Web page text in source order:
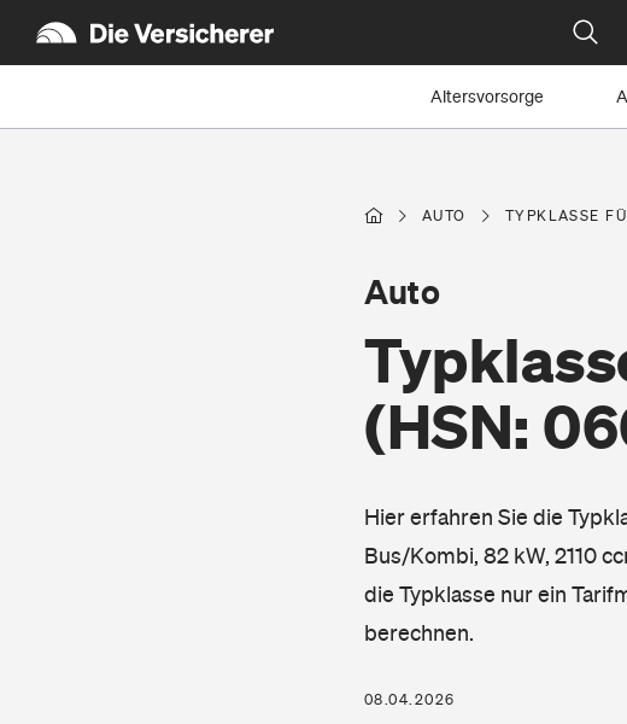
Altersvorsorge
AUTO TYPKLASSE
(HSN:
Auto
Hier erfahren Sie die
Bus/Kombi, 82 kW, 2110
die Typklasse nur ein
berechnen.
08.04.2026